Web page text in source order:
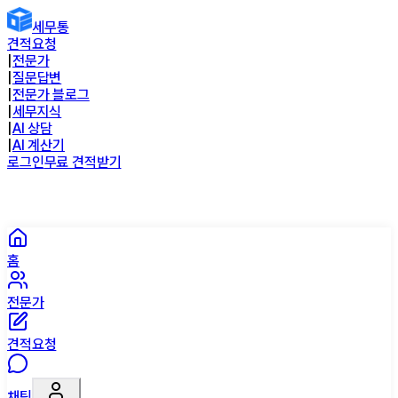
세무통
견적요청
전문가
질문답변
전문가 블로그
세무지식
AI 상담
AI 계산기
로그인무료 견적받기
홈
전문가
견적요청